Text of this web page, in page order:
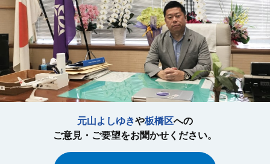
元山よしゆきや板橋区への
ご意見・ご要望をお聞かせください。